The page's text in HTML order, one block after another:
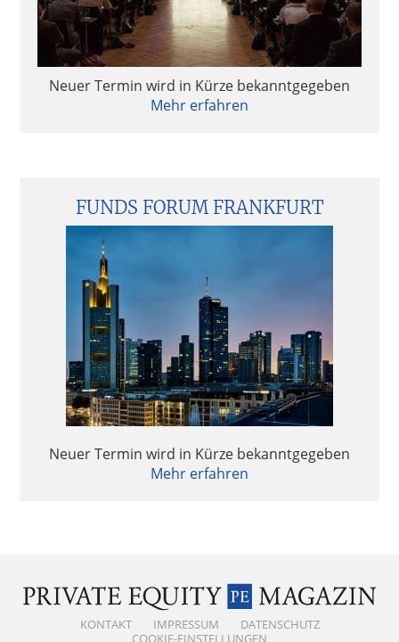
Neuer Termin wird in Kürze bekanntgegeben
Mehr erfahren
FUNDS FORUM FRANKFURT
Neuer Termin wird in Kürze bekanntgegeben
Mehr erfahren
KONTAKT IMPRESSUM
DATENSCHUTZ
COOKIE-EINSTELLUNGEN